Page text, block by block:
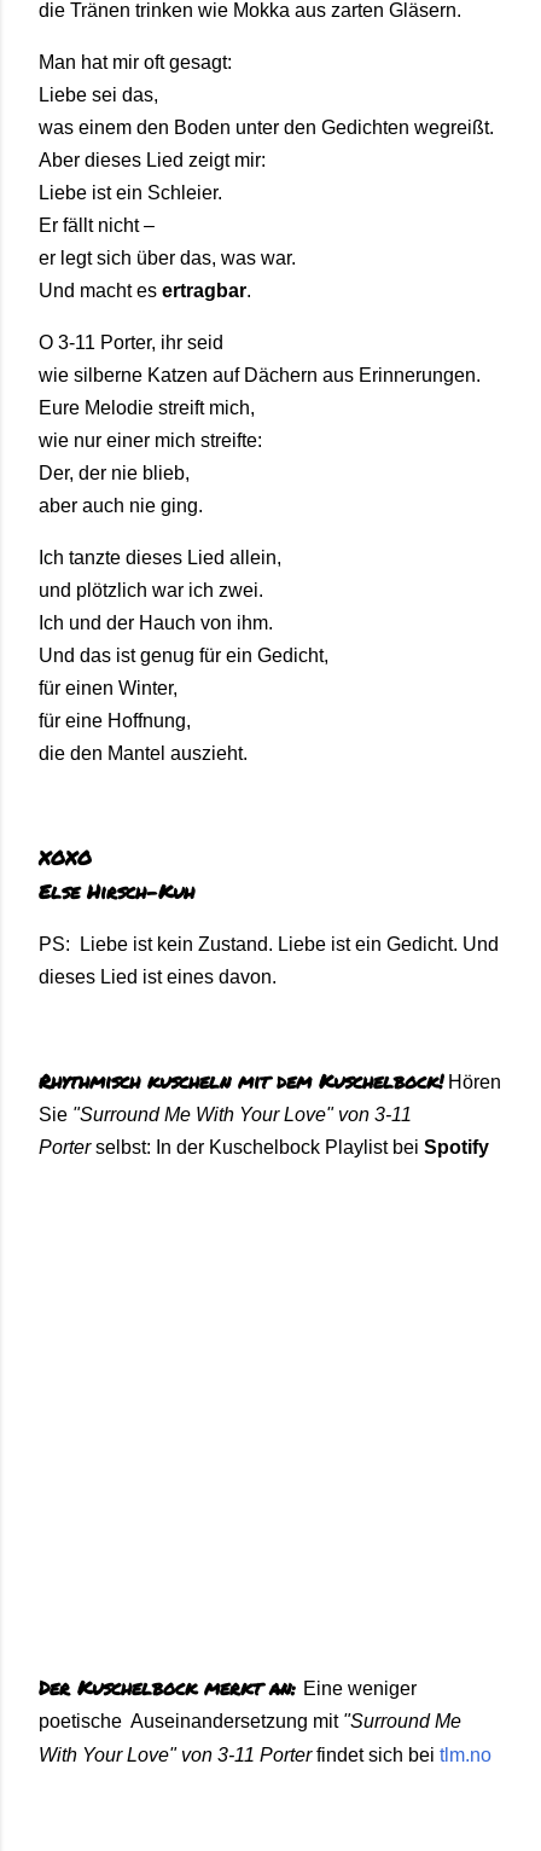
die Tränen trinken wie Mokka aus zarten Gläsern.
Man hat mir oft gesagt:
Liebe sei das,
was einem den Boden unter den Gedichten wegreißt.
Aber dieses Lied zeigt mir:
Liebe ist ein Schleier.
Er fällt nicht –
er legt sich über das, was war.
Und macht es ertragbar.
O 3-11 Porter, ihr seid
wie silberne Katzen auf Dächern aus Erinnerungen.
Eure Melodie streift mich,
wie nur einer mich streifte:
Der, der nie blieb,
aber auch nie ging.
Ich tanzte dieses Lied allein,
und plötzlich war ich zwei.
Ich und der Hauch von ihm.
Und das ist genug für ein Gedicht,
für einen Winter,
für eine Hoffnung,
die den Mantel auszieht.
XOXO
Else Hirsch-Kuh
PS:
Liebe ist kein Zustand. Liebe ist ein Gedicht. Und
dieses Lied ist eines davon.
Rhythmisch kuscheln mit dem Kuschelbock! Hören
Sie "Surround Me With Your Love" von 3-11
Porterselbst: In der Kuschelbock Playlist bei Spotify
Der Kuschelbock merkt an: Eine weniger
poetische Auseinandersetzung mit "Surround Me
With Your Love" von 3-11 Porterfindet sich bei tlm.no